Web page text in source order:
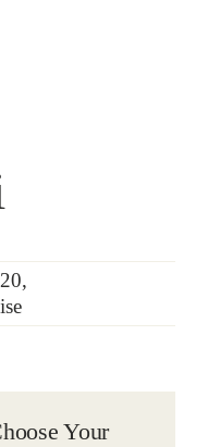
pentru
Depozit
Your